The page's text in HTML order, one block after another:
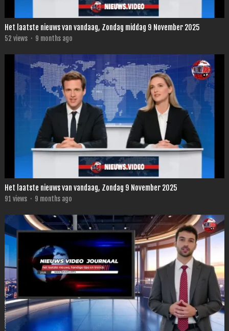
Het laatste nieuws van vandaag, Zondag middag 9 November 2025
52 views · 9 months ago
Het laatste nieuws van vandaag, Zondag 9 November 2025
91 views · 9 months ago